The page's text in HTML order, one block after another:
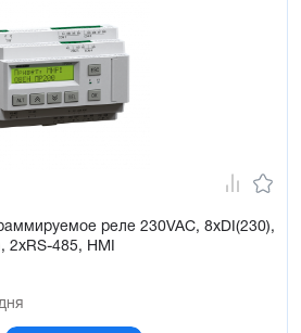
реле 230VAC, 8xDI(230),
2xRS-485, HMI